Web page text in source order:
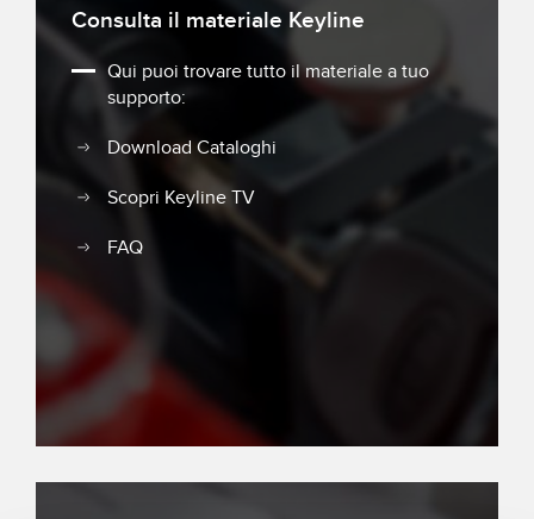
Consulta il materiale Keyline
Qui puoi trovare tutto il materiale a tuo
supporto:
Download Cataloghi
Scopri Keyline TV
FAQ